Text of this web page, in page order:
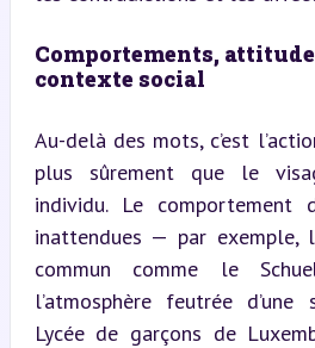
Comportements,
contexte social
Au-delà des mots, c’est
plus sûrement que le
individu. Le comportement
inattendues — par exemple,
commun comme le
l’atmosphère feutrée
Lycée de garçons de